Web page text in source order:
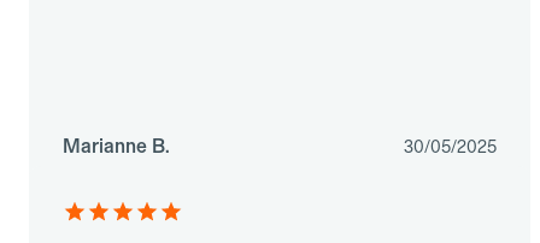
Marianne B. 30/05/2025